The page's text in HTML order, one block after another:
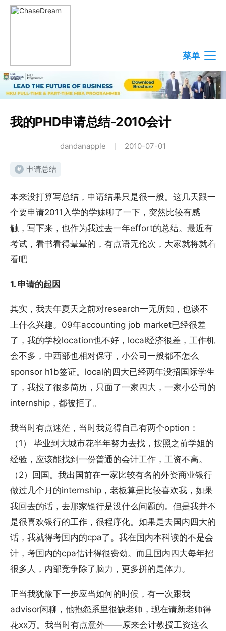
菜单
我的PHD申请总结-2010会计
dandanapple 2010-07-01
# 申请总结
本来没打算写总结，申请结果只是很一般。这几天跟一
个要申请2011入学的学妹聊了一下，突然比较有感
触，写下来，也作为我过去一年effort的总结。最近有
考试，看书看得晕晕的，有点语无伦次，大家就将就着
看吧
1. 申请的起因
其实，我去年夏天之前对research一无所知，也谈不
上什么兴趣。09年accounting job market已经很差
了，我的学校location也不好，local经济很差，工作机
会不多，中西部也相对保守，小公司一般都不怎么
sponsor h1b签证。local的四大已经两年没招国际学生
了，我投了很多简历，只面了一家四大，一家小公司的
internship，都被拒了。
我当时有点迷茫，当时我觉得自己有两个option：
（1） 毕业到大城市花半年努力去找，按照之前学姐的
经验，应该能找到一份普通的会计工作，工资不高。
（2）回国。我出国前在一家比较有名的外资商业银行
做过几个月的internship，老板算是比较喜欢我，如果
我回去的话，去那家银行是没什么问题的。但是我并不
是很喜欢银行的工作，很程序化。如果是去国内四大的
话，我就得考国内的cpa了。我在国内本科读的不是会
计，考国内的cpa估计得很费劲。而且国内四大每年招
很多人，内部竞争除了脑力，更多拼的是体力。
正当我犹豫下一步应当如何的时候，有一次跟我
advisor闲聊，他抱怨系里很缺老师，现在请新老师得
花xx万。我当时有点意外——原来会计教授工资这么